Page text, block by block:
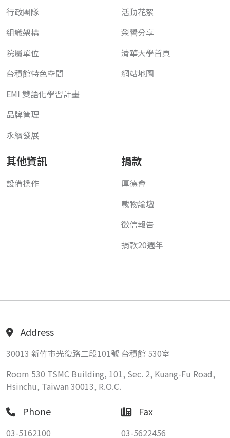
行政團隊
組織架構
院屬單位
台積館特色空間
EMI 雙語化學習計畫
品牌管理
永續發展
活動花絮
榮譽分享
清華大學首頁
網站地圖
其他資訊
設備操作
捐款
厚德會
載物論壇
徵信報告
捐款20週年
Address
30013 新竹市光復路二段101號 台積館 530室
Room 530 TSMC Building, 101, Sec. 2, Kuang-Fu Road,
Hsinchu, Taiwan 30013, R.O.C.
Phone
03-5162100
Fax
03-5622456